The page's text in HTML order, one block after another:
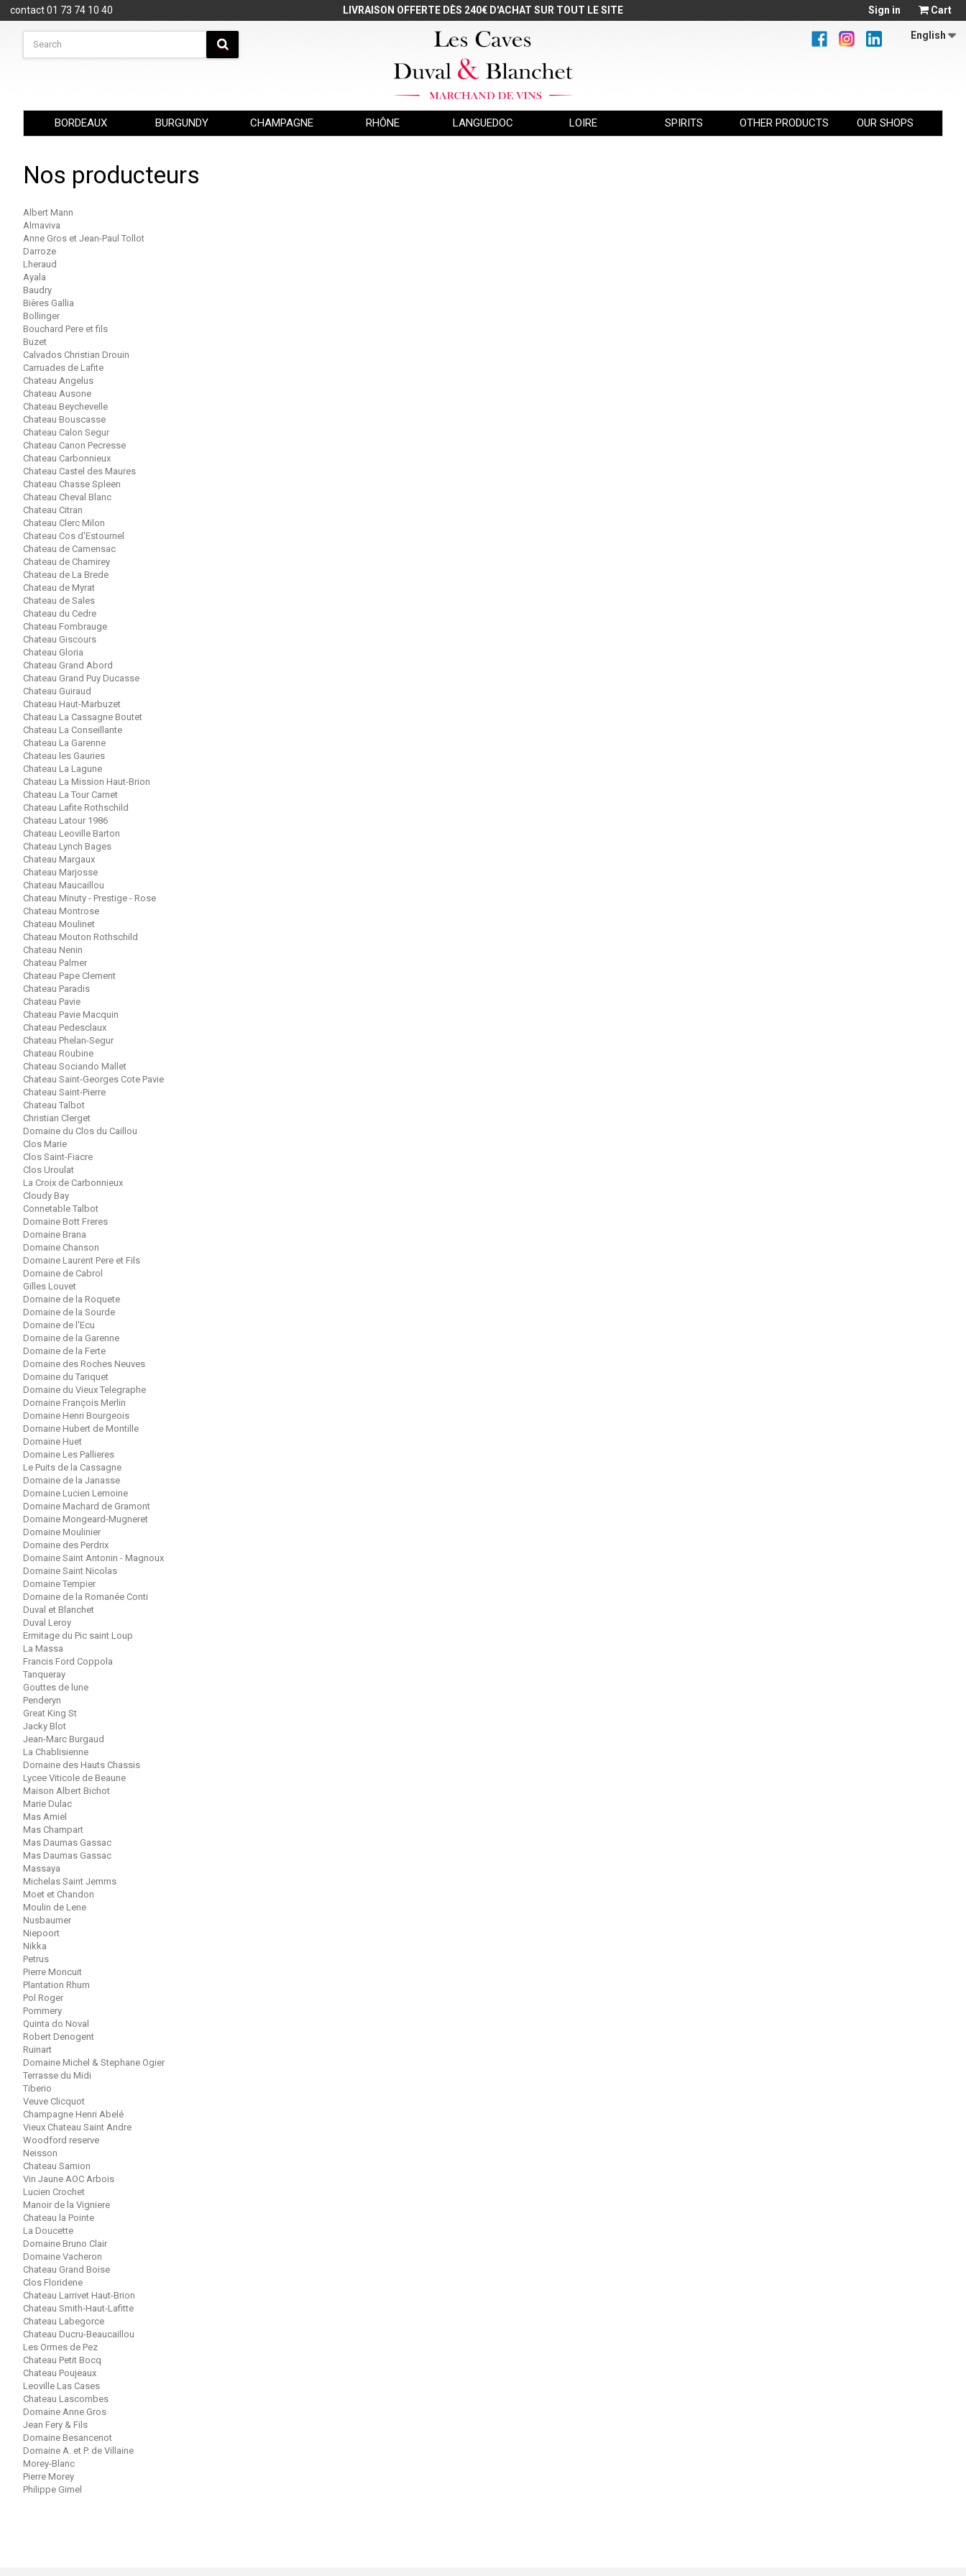
contact 01 73 74 10 40 LIVRAISON OFFERTE DÈS 240€ D'ACHAT SUR TOUT LE SITE Cart
Sign in
English
BORDEAUX BURGUNDY CHAMPAGNE RHÔNE LANGUEDOC LOIRE SPIRITS OTHER PRODUCTS OUR SHOPS
Nos producteurs
Albert Mann
Almaviva
Anne Gros et Jean-Paul Tollot
Darroze
Lheraud
Ayala
Baudry
Bières Gallia
Bollinger
Bouchard Pere et fils
Buzet
Calvados Christian Drouin
Carruades de Lafite
Chateau Angelus
Chateau Ausone
Chateau Beychevelle
Chateau Bouscasse
Chateau Calon Segur
Chateau Canon Pecresse
Chateau Carbonnieux
Chateau Castel des Maures
Chateau Chasse Spleen
Chateau Cheval Blanc
Chateau Citran
Chateau Clerc Milon
Chateau Cos d'Estournel
Chateau de Camensac
Chateau de Chamirey
Chateau de La Brede
Chateau de Myrat
Chateau de Sales
Chateau du Cedre
Chateau Fombrauge
Chateau Giscours
Chateau Gloria
Chateau Grand Abord
Chateau Grand Puy Ducasse
Chateau Guiraud
Chateau Haut-Marbuzet
Chateau La Cassagne Boutet
Chateau La Conseillante
Chateau La Garenne
Chateau les Gauries
Chateau La Lagune
Chateau La Mission Haut-Brion
Chateau La Tour Carnet
Chateau Lafite Rothschild
Chateau Latour 1986
Chateau Leoville Barton
Chateau Lynch Bages
Chateau Margaux
Chateau Marjosse
Chateau Maucaillou
Chateau Minuty - Prestige - Rose
Chateau Montrose
Chateau Moulinet
Chateau Mouton Rothschild
Chateau Nenin
Chateau Palmer
Chateau Pape Clement
Chateau Paradis
Chateau Pavie
Chateau Pavie Macquin
Chateau Pedesclaux
Chateau Phelan-Segur
Chateau Roubine
Chateau Sociando Mallet
Chateau Saint-Georges Cote Pavie
Chateau Saint-Pierre
Chateau Talbot
Christian Clerget
Domaine du Clos du Caillou
Clos Marie
Clos Saint-Fiacre
Clos Uroulat
La Croix de Carbonnieux
Cloudy Bay
Connetable Talbot
Domaine Bott Freres
Domaine Brana
Domaine Chanson
Domaine Laurent Pere et Fils
Domaine de Cabrol
Gilles Louvet
Domaine de la Roquete
Domaine de la Sourde
Domaine de l'Ecu
Domaine de la Garenne
Domaine de la Ferte
Domaine des Roches Neuves
Domaine du Tariquet
Domaine du Vieux Telegraphe
Domaine François Merlin
Domaine Henri Bourgeois
Domaine Hubert de Montille
Domaine Huet
Domaine Les Pallieres
Le Puits de la Cassagne
Domaine de la Janasse
Domaine Lucien Lemoine
Domaine Machard de Gramont
Domaine Mongeard-Mugneret
Domaine Moulinier
Domaine des Perdrix
Domaine Saint Antonin - Magnoux
Domaine Saint Nicolas
Domaine Tempier
Domaine de la Romanée Conti
Duval et Blanchet
Duval Leroy
Ermitage du Pic saint Loup
La Massa
Francis Ford Coppola
Tanqueray
Gouttes de lune
Penderyn
Great King St
Jacky Blot
Jean-Marc Burgaud
La Chablisienne
Domaine des Hauts Chassis
Lycee Viticole de Beaune
Maison Albert Bichot
Marie Dulac
Mas Amiel
Mas Champart
Mas Daumas Gassac
Mas Daumas Gassac
Massaya
Michelas Saint Jemms
Moet et Chandon
Moulin de Lene
Nusbaumer
Niepoort
Nikka
Petrus
Pierre Moncuit
Plantation Rhum
Pol Roger
Pommery
Quinta do Noval
Robert Denogent
Ruinart
Domaine Michel & Stephane Ogier
Terrasse du Midi
Tiberio
Veuve Clicquot
Champagne Henri Abelé
Vieux Chateau Saint Andre
Woodford reserve
Neisson
Chateau Samion
Vin Jaune AOC Arbois
Lucien Crochet
Manoir de la Vigniere
Chateau la Pointe
La Doucette
Domaine Bruno Clair
Domaine Vacheron
Chateau Grand Boise
Clos Floridene
Chateau Larrivet Haut-Brion
Chateau Smith-Haut-Lafitte
Chateau Labegorce
Chateau Ducru-Beaucaillou
Les Ormes de Pez
Chateau Petit Bocq
Chateau Poujeaux
Leoville Las Cases
Chateau Lascombes
Domaine Anne Gros
Jean Fery & Fils
Domaine Besancenot
Domaine A. et P. de Villaine
Morey-Blanc
Pierre Morey
Philippe Gimel
Cookies management panel